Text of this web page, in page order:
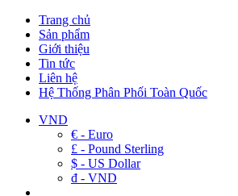
Trang chủ
Sản phẩm
Giới thiệu
Tin tức
Liên hệ
Hệ Thống Phân Phối Toàn Quốc
VND
€ - Euro
£ - Pound Sterling
$ - US Dollar
đ - VND